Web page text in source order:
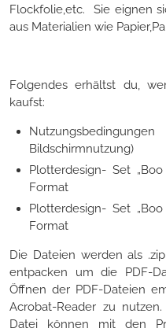
Flockfolie,etc. Sie eignen
aus Materialien wie
Folgendes erhältst du,
kaufst:
Bildschirmnutzung)
Plotterdesign- Set
Format
Plotterdesign- Set
Format
Die Dateien werden als
entpacken um die PDF-
Öffnen der PDF-Dateien
Acrobat-Reader zu
Datei können mit den